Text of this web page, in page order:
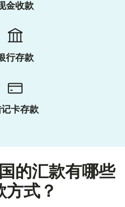
金收款
行存款
卡存款
的汇款有哪些
方式？